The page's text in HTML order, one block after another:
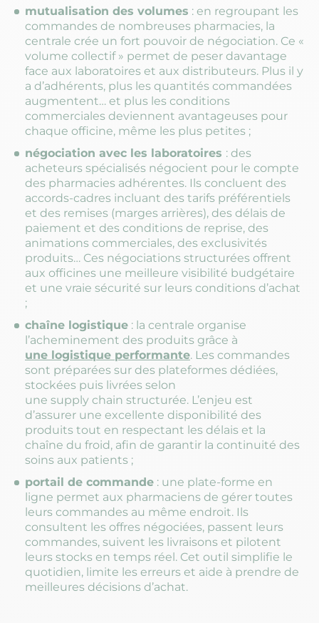
mutualisation des volumes : en regroupant les
commandes de nombreuses pharmacies, la
centrale crée un fort pouvoir de négociation. Ce «
volume collectif » permet de peser davantage
face aux laboratoires et aux distributeurs. Plus il y
a d’adhérents, plus les quantités commandées
augmentent… et plus les conditions
commerciales deviennent avantageuses pour
chaque officine, même les plus petites ;
négociation avec les laboratoires : des
acheteurs spécialisés négocient pour le compte
des pharmacies adhérentes. Ils concluent des
accords-cadres incluant des tarifs préférentiels
et des remises (marges arrières), des délais de
paiement et des conditions de reprise, des
animations commerciales, des exclusivités
produits… Ces négociations structurées offrent
aux officines une meilleure visibilité budgétaire
et une vraie sécurité sur leurs conditions d’achat
;
chaîne logistique : la centrale organise
l’acheminement des produits grâce à
une logistique performante. Les commandes
sont préparées sur des plateformes dédiées,
stockées puis livrées selon
une supply chain structurée. L’enjeu est
d’assurer une excellente disponibilité des
produits tout en respectant les délais et la
chaîne du froid, afin de garantir la continuité des
soins aux patients ;
portail de commande : une plate-forme en
ligne permet aux pharmaciens de gérer toutes
leurs commandes au même endroit. Ils
consultent les offres négociées, passent leurs
commandes, suivent les livraisons et pilotent
leurs stocks en temps réel. Cet outil simplifie le
quotidien, limite les erreurs et aide à prendre de
meilleures décisions d’achat.